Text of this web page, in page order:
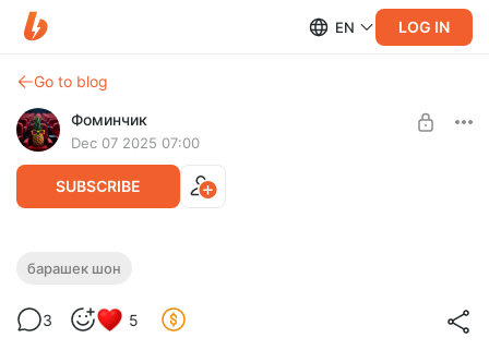
EN LOG IN
Go to blog
Фоминчик
Dec 07 2025 07:00
SUBSCRIBE
Барашек Шон: Рождественские
короткометражку
барашек шон
3 5